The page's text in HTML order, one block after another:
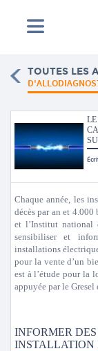
TOUTES LES
Chaque année, les
décès par an et 4.000
et l’Institut national
sensibiliser et
installations
pour la vente d’un
est à l’étude pour la
appuyée par le
INFORMER
INSTALLATION